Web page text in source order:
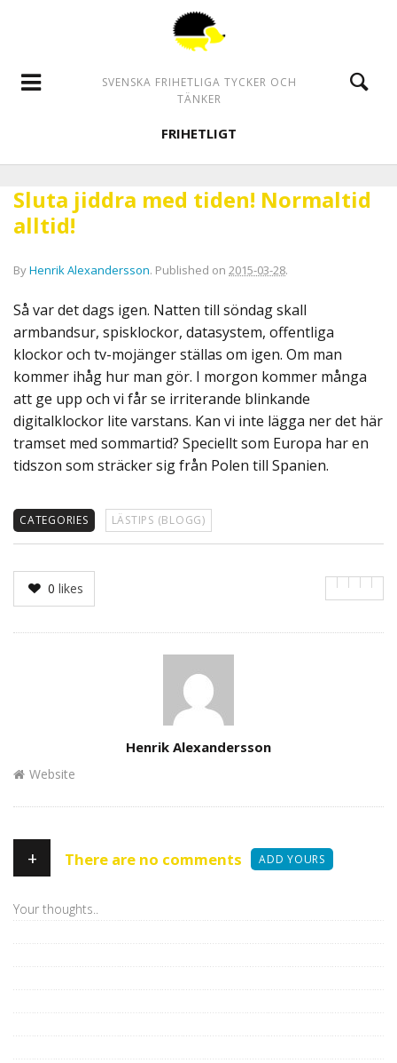
SVENSKA FRIHETLIGA TYCKER OCH
TÄNKER
FRIHETLIGT
Sluta jiddra med tiden! Normaltid
alltid!
ByHenrik Alexandersson. Published on 2015-03-28.
Så var det dags igen. Natten till söndag skall
armbandsur, spisklockor, datasystem, offentliga
klockor och tv-mojänger ställas om igen. Om man
kommer ihåg hur man gör. I morgon kommer många
att ge upp och vi får se irriterande blinkande
digitalklockor lite varstans. Kan vi inte lägga ner det här
tramset med sommartid? Speciellt som Europa har en
tidszon som sträcker sig från Polen till Spanien.
CATEGORIES LÄSTIPS (BLOGG)
0 likes
Henrik Alexandersson
Website
+ There are no comments ADD YOURS